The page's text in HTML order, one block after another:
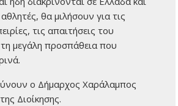
θα μιλήσουν για τις
τις απαιτήσεις του
μεγάλη προσπάθεια που
ο Δήμαρχος Χαράλαμπος
Διοίκησης.